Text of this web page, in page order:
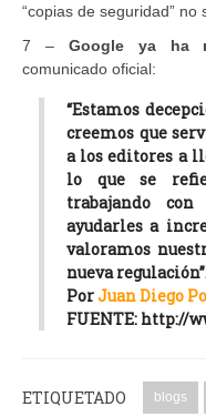
“copias de seguridad” no
7 – Google ya ha
comunicado oficial:
“Estamos
creemos que
a los editores a
lo que se
trabajando
ayudarles a
valoramos
nueva
PorJuan Diego
FUENTE: http://
ETIQUETADO blogs